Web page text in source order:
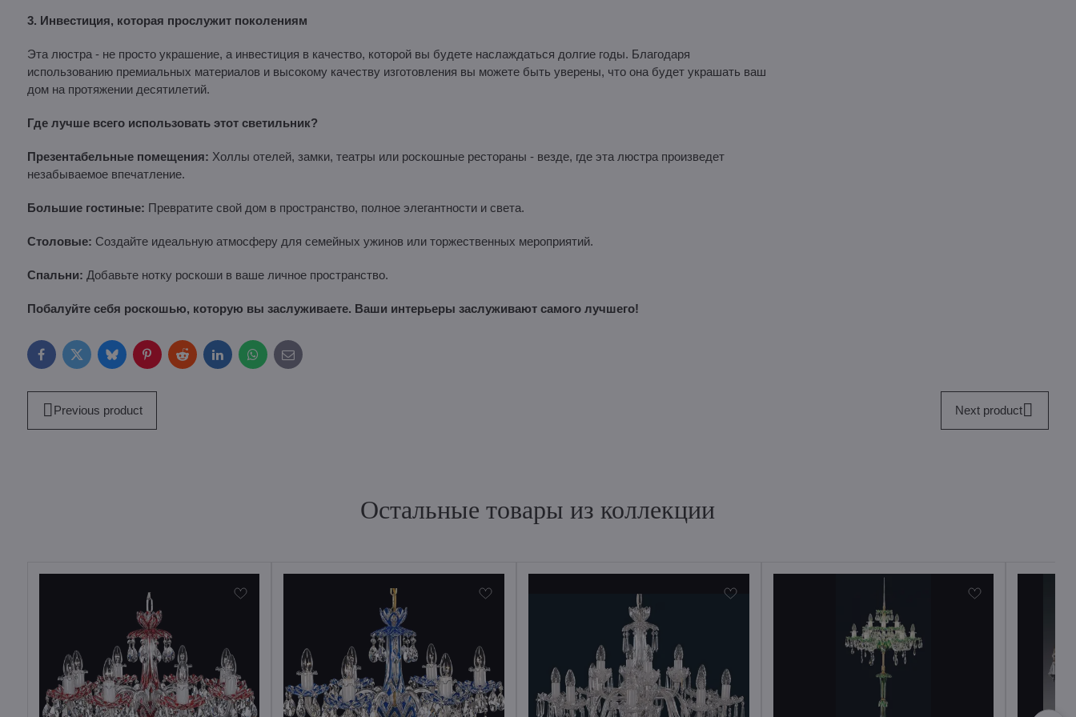
3. Инвестиция, которая прослужит поколениям
Эта люстра - не просто украшение, а инвестиция в качество, которой вы будете наслаждаться долгие годы. Благодаря
использованию премиальных материалов и высокому качеству изготовления вы можете быть уверены, что она будет украшать ваш
дом на протяжении десятилетий.
Где лучше всего использовать этот светильник?
Презентабельные помещения: Холлы отелей, замки, театры или роскошные рестораны - везде, где эта люстра произведет
незабываемое впечатление.
Большие гостиные: Превратите свой дом в пространство, полное элегантности и света.
Столовые: Создайте идеальную атмосферу для семейных ужинов или торжественных мероприятий.
Спальни: Добавьте нотку роскоши в ваше личное пространство.
Побалуйте себя роскошью, которую вы заслуживаете. Ваши интерьеры заслуживают самого лучшего!
FacebookTwitterBlueskyPinterestRedditLinkedInWhatsApp
E-
mail
Previous product Next product
Остальные товары из коллекции